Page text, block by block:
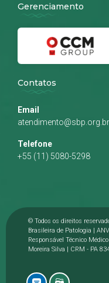
Gerenciamento
Contatos
Email
atendimento@sbp.org.br
Telefone
+55 (11) 5080-5298
© Todos os direitos
Brasileira de Patologia |
Responsável Técnico
Moreira Silva | CRM - PA